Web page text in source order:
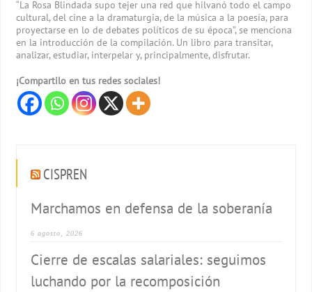
“La Rosa Blindada supo tejer una red que hilvanó todo el campo
cultural, del cine a la dramaturgia, de la música a la poesía, para
proyectarse en lo de debates políticos de su época”, se menciona
en la introducción de la compilación. Un libro para transitar,
analizar, estudiar, interpelar y, principalmente, disfrutar.
¡Compartilo en tus redes sociales!
CISPREN
Marchamos en defensa de la soberanía
6 agosto, 2026
Cierre de escalas salariales: seguimos
luchando por la recomposición